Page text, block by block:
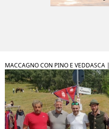
MACCAGNO CON PINO E VEDDASCA |